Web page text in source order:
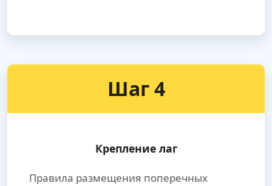
Шаг 4
Крепление лаг
Правила размещения поперечных